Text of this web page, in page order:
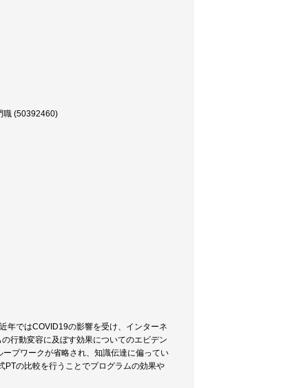
職 (50392460)
年ではCOVID19の影響を受け、インターネ
行動変容に及ぼす効果についてのエビデン
プワークが省略され、知識伝達に偏ってい
PTの比較を行うことでプログラムの効果や